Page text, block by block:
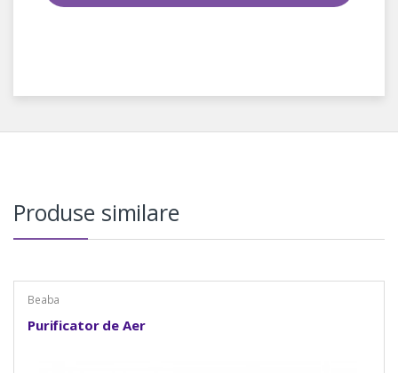
Produse similare
Beaba
Purificator de Aer